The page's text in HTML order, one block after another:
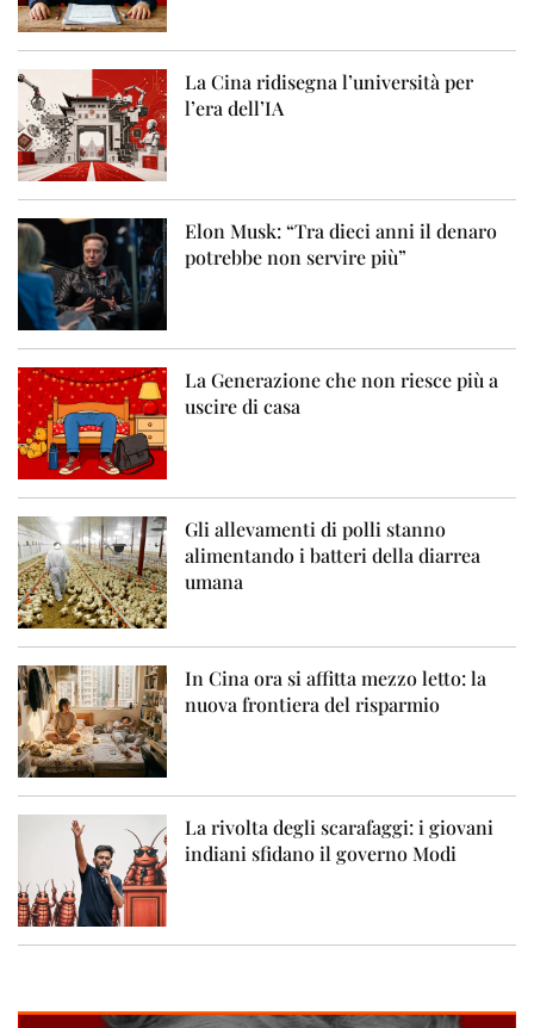
La Cina ridisegna l’università per
l’era dell’IA
Elon Musk: “Tra dieci anni il denaro
potrebbe non servire più”
La Generazione che non riesce più a
uscire di casa
Gli allevamenti di polli stanno
alimentando i batteri della diarrea
umana
In Cina ora si affitta mezzo letto: la
nuova frontiera del risparmio
La rivolta degli scarafaggi: i giovani
indiani sfidano il governo Modi